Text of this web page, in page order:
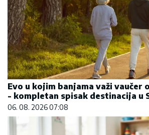
Evo u kojim banjama važi vaučer
- kompletan spisak destinacija u
06. 08. 2026 07:08